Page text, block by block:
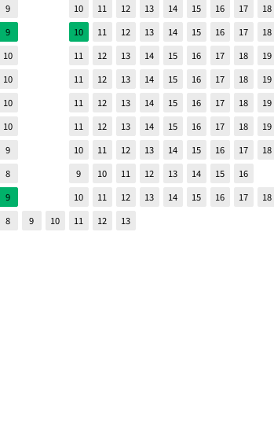
9
9
10
10
10
10
9
8
9
8 9
10
11 12 13 14 15 16 17
18
10
11 12 13 14 15 16 17
18
11
12 13 14 15 16 17 18 19
11
12 13 14 15 16 17 18 19
11
12 13 14 15 16 17 18 19
11
12 13 14 15 16 17 18 19
10
11 12 13 14 15 16 17 18
9
10 11 12 13 14 15
16
10
11 12 13 14 15 16 17
18
10
11 12 13